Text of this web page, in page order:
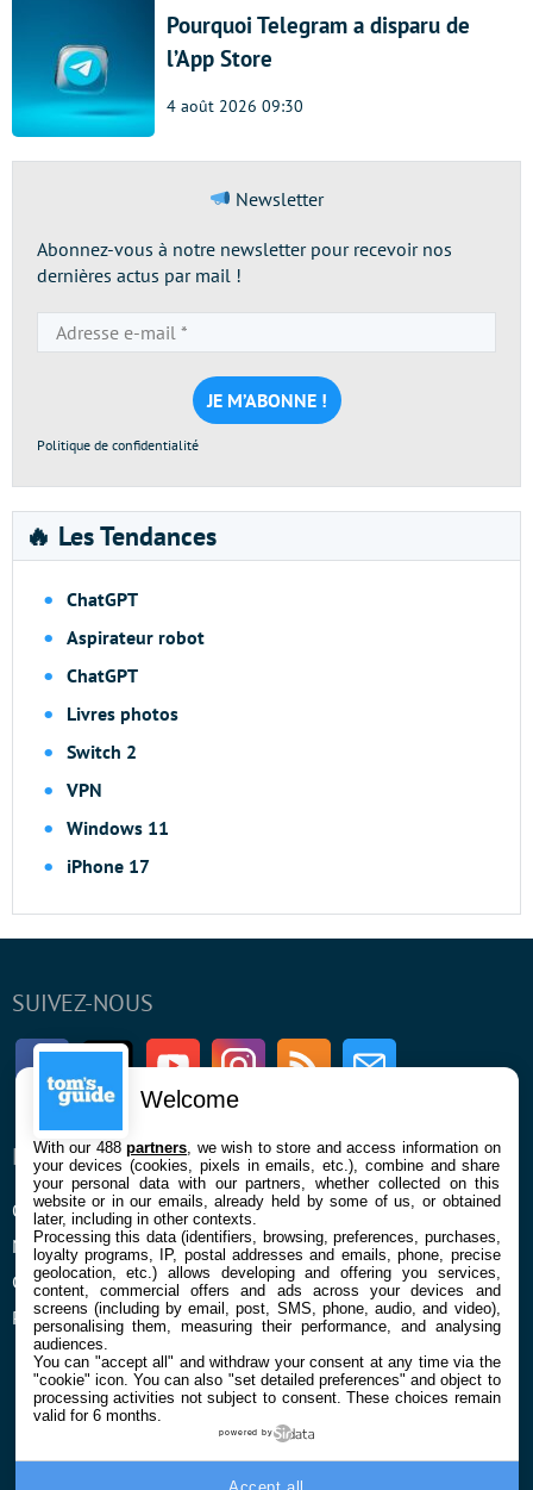
Pourquoi Telegram a disparu de
l’App Store
4 août 2026 09:30
Newsletter
Abonnez-vous à notre newsletter pour recevoir nos
dernières actus par mail !
e-
mail
*
Politique de confidentialité
🔥 Les Tendances
ChatGPT
Aspirateur robot
ChatGPT
Livres photos
Switch 2
VPN
Windows 11
iPhone 17
SUIVEZ-NOUS
FacebookTwitter Youtube InstagramRSS Newsletter
ENTREPRISE
Qui sommes nous
Mentions légales et CGU
Confidentialité et Cookies
Préférences cookies
À PROPOS
La rédaction
Contact
Welcome
With our 488partners , we wish to store and access information on
your devices (cookies, pixels in emails, etc.), combine and share
your personal data with our partners, whether collected on this
website or in our emails, already held by some of us, or obtained
later, including in other contexts.
Processing this data (identifiers, browsing, preferences, purchases,
loyalty programs, IP, postal addresses and emails, phone, precise
geolocation, etc.) allows developing and offering you services,
content, commercial offers and ads across your devices and
screens (including by email, post, SMS, phone, audio, and video),
personalising them, measuring their performance, and analysing
audiences.
You can "accept all" and withdraw your consent at any time via the
"cookie" icon. You can also "set detailed preferences" and object to
processing activities not subject to consent. These choices remain
valid for 6 months.
powered by
Accept all